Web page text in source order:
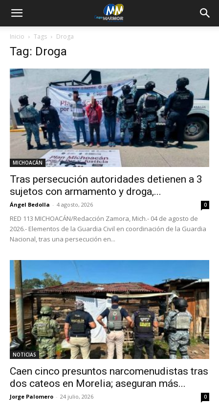
Inicio Tags Droga
Tag: Droga
MICHOACÁN
Tras persecución autoridades detienen a 3
sujetos con armamento y droga,...
Ángel Bedolla - 4 agosto, 2026 0
RED 113 MICHOACÁN/Redacción Zamora, Mich.- 04 de agosto de
2026.- Elementos de la Guardia Civil en coordinación de la Guardia
Nacional, tras una persecución en...
NOTICIAS
Caen cinco presuntos narcomenudistas tras
dos cateos en Morelia; aseguran más...
Jorge Palomero - 24 julio, 2026 0